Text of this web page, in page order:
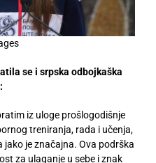
se i srpska odbojkaška
iz uloge prošlogodišnje
treniranja, rada i učenja,
je značajna. Ova podrška
za ulaganje u sebe i znak